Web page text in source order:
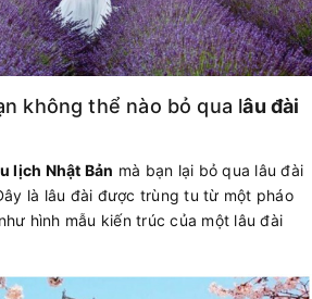
không thể nào bỏ qua lâu đài
lịch Nhật Bản mà bạn lại bỏ qua lâu đài
là lâu đài được trùng tu từ một pháo
hình mẫu kiến trúc của một lâu đài